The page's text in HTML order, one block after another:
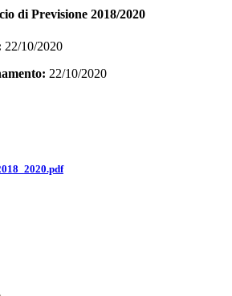
di Previsione 2018/2020
22/10/2020
22/10/2020